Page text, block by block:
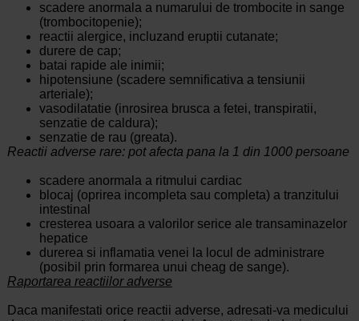
scadere anormala a numarului de trombocite in sange
(trombocitopenie);
reactii alergice, incluzand eruptii cutanate;
durere de cap;
batai rapide ale inimii;
hipotensiune (scadere semnificativa a tensiunii
arteriale);
vasodilatatie (inrosirea brusca a fetei, transpiratii,
senzatie de caldura);
senzatie de rau (greata).
Reactii adverse rare: pot afecta pana la 1 din 1000 persoane
scadere anormala a ritmului cardiac
blocaj (oprirea incompleta sau completa) a tranzitului
intestinal
cresterea usoara a valorilor serice ale transaminazelor
hepatice
durerea si inflamatia venei la locul de administrare
(posibil prin formarea unui cheag de sange).
Raportarea reactiilor adverse
Daca manifestati orice reactii adverse, adresati-va medicului